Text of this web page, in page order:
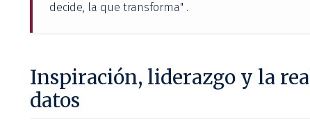
decide, la que transforma" .
Inspiración, liderazgo y la
datos